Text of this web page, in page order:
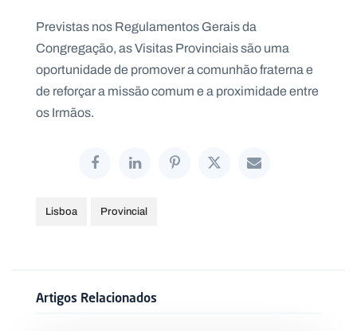
Previstas nos Regulamentos Gerais da
Congregação, as Visitas Provinciais são uma
oportunidade de promover a comunhão fraterna e
de reforçar a missão comum e a proximidade entre
os Irmãos.
Lisboa Provincial
Artigos Relacionados
i
a
n
o
s
.
p
t
n
s
N